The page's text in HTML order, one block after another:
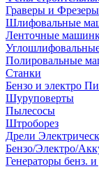
Граверы и Фрезеры
Шлифовальные
Ленточные
Полировальные
Станки
Бензо и электро
Шуруповерты
Пылесосы
Штроборез
Дрели
Бензо/Электро/
Генераторы бенз. и